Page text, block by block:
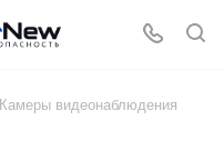
Камеры видеонаблюдения